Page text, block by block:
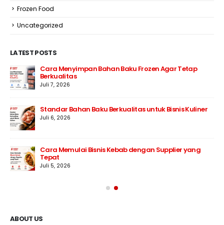
Frozen Food
Uncategorized
LATEST POSTS
Cara Menyimpan Bahan Baku Frozen Agar Tetap
Berkualitas
Juli 7, 2026
Standar Bahan Baku Berkualitas untuk Bisnis Kuliner
Juli 6, 2026
Cara Memulai Bisnis Kebab dengan Supplier yang
Tepat
Juli 5, 2026
ABOUT US